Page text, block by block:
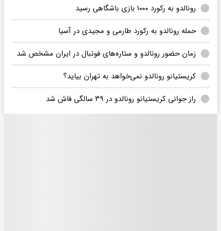
رونالدو به رکورد ۱۰۰۰ بازی باشگاهی رسید
حمله رونالدو به رکورد طارمی و مجیدی در آسیا
زمان حضور رونالدو و ستاره‌های فوتبال در ایران مشخص شد
کریستیانو رونالدو نمی‌خواهد به تهران بیاید؟
راز جوانی کریستیانو رونالدو در ۳۹ سالگی فاش شد